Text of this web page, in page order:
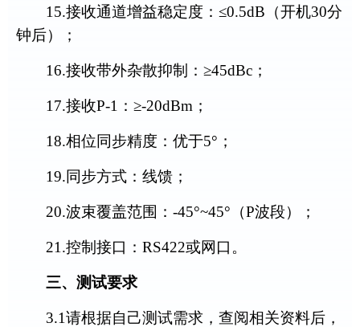
15.接收通道增益稳定度： ≤0.5dB （开机30分
钟后）；
16.接收带外杂散抑制： ≥45dBc ；
1 7.接收P-1 ： ≥-20dBm ；
18.相位同步精度：优于5°；
19.同步方式：线馈；
20.波束覆盖范围： -45°~45°（P波段）；
21.控制接口： RS422或网口。
三、 测试要求
3.1请根据自己测试需求，查阅相关资料后，